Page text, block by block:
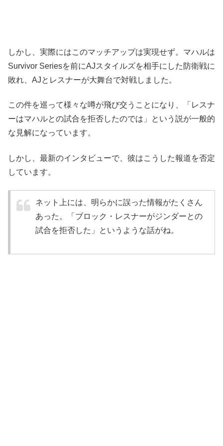
しかし、実際にはこのマッチアップは実現せず。マハルは
Survivor Seriesを前にAJスタイルズを相手にした防衛戦に
敗れ、AJとレスナーが大舞台で対戦しました。
この件を巡って様々な噂が飛び交うことになり、「レスナ
ーはマハルとの試合を拒否したのでは」という説が一般的
な見解になっています。
しかし、最新のインタビューで、彼はこうした報道を否定
しています。
ネット上には、明らかに誤った情報がたくさん
あった。「ブロック・レスナーがジンダーとの
試合を拒否した」というような話がね。